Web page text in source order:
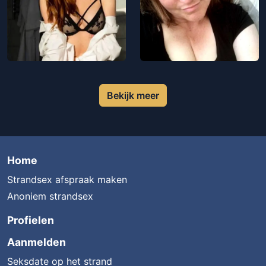
Bekijk meer
Home
Strandsex afspraak maken
Anoniem strandsex
Profielen
Aanmelden
Seksdate op het strand